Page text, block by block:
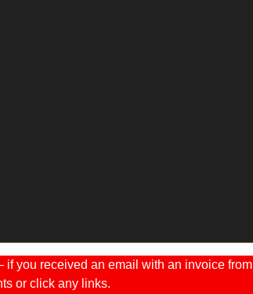
received an email with an invoice
or click any links.